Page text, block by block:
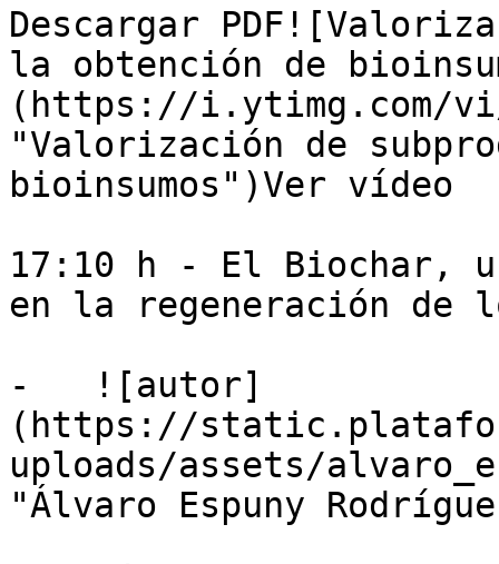
Descargar
la obtención de
(https://i.ytimg.com/vi/
"Valorización de
bioinsumos")Ver vídeo
17:10 h - El Biochar,
en la regeneración de
-   ![autor]
(https://
uploads/assets/
"Álvaro Espuny